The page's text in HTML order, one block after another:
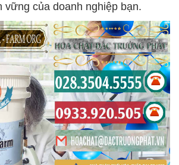
vững của doanh nghiệp bạn.